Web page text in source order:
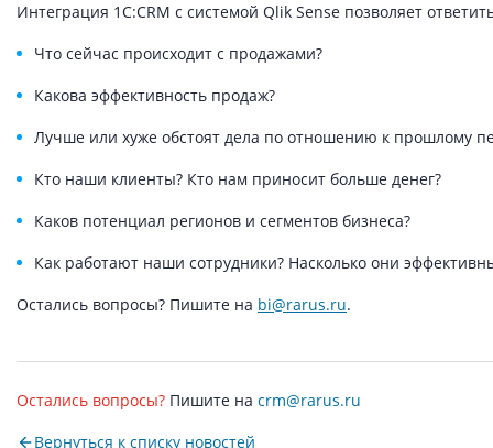
Интеграция 1С:CRM с системой Qlik Sense позволяет
Что сейчас происходит с продажами?
Какова эффективность продаж?
Лучше или хуже обстоят дела по отношению к прошлому
Кто наши клиенты? Кто нам приносит больше денег?
Каков потенциал регионов и сегментов бизнеса?
Как работают наши сотрудники? Насколько они
Остались вопросы? Пишите на bi@rarus.ru.
Остались вопросы? Пишите на crm@rarus.ru
Вернуться к списку новостей